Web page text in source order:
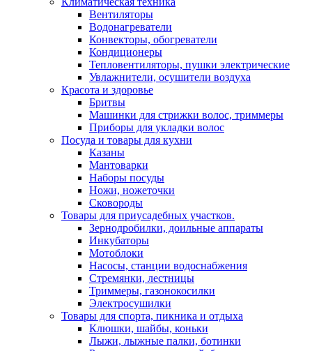
Вентиляторы
Водонагреватели
Конвекторы, обогреватели
Кондиционеры
Тепловентиляторы, пушки электрические
Увлажнители, осушители воздуха
Красота и здоровье
Бритвы
Машинки для стрижки волос, триммеры
Приборы для укладки волос
Посуда и товары для кухни
Казаны
Мантоварки
Наборы посуды
Ножи, ножеточки
Сковороды
Товары для приусадебных участков.
Зернодробилки, доильные аппараты
Инкубаторы
Мотоблоки
Насосы, станции водоснабжения
Стремянки, лестницы
Триммеры, газонокосилки
Электросушилки
Товары для спорта, пикника и отдыха
Клюшки, шайбы, коньки
Лыжи, лыжные палки, ботинки